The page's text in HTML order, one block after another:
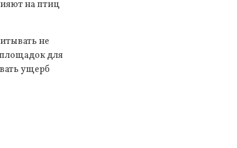
на птиц
не
для
ущерб